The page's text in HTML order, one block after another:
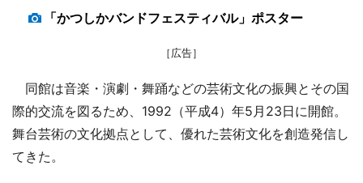
「かつしかバンドフェスティバル」ポスター
［広告］
同館は音楽・演劇・舞踊などの芸術文化の振興とその国
際的交流を図るため、1992（平成4）年5月23日に開館。
舞台芸術の文化拠点として、優れた芸術文化を創造発信し
てきた。